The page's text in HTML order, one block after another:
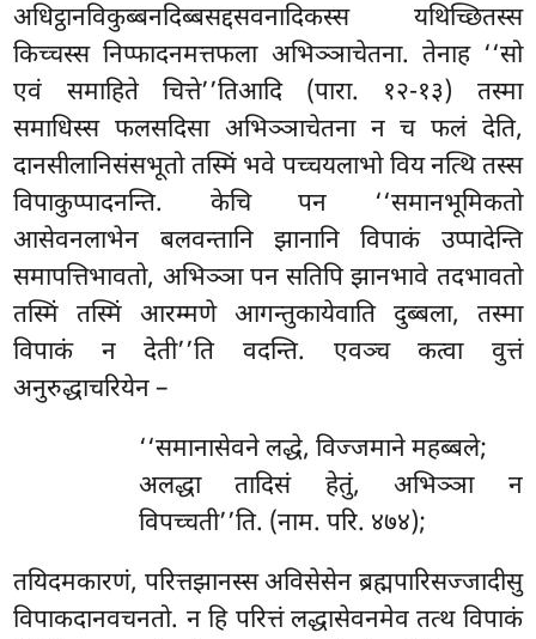
अधिट्ठानविकुब्बनदिब्बसद्दसवनादिकस्स यथिच्छितस्स
किच्चस्स निप्फादनमत्तफला अभिञ्ञाचेतना. तेनाह ‘‘सो
एवं समाहिते चित्ते’’तिआदि (पारा. १२-१३) तस्मा
समाधिस्स फलसदिसा अभिञ्ञाचेतना न च फलं देति,
दानसीलानिसंसभूतो तस्मिं भवे पच्चयलाभो विय नत्थि तस्स
विपाकुप्पादनन्ति. केचि पन ‘‘समानभूमिकतो
आसेवनलाभेन बलवन्तानि झानानि विपाकं उप्पादेन्ति
समापत्तिभावतो, अभिञ्ञा पन सतिपि झानभावे तदभावतो
तस्मिं तस्मिं आरम्मणे आगन्तुकायेवाति दुब्बला, तस्मा
विपाकं न देती’’ति वदन्ति. एवञ्च कत्वा वुत्तं
अनुरुद्धाचरियेन –
‘‘समानासेवने लद्धे, विज्जमाने महब्बले;
अलद्धा तादिसं हेतुं, अभिञ्ञा न
विपच्चती’’ति. (नाम. परि. ४७४);
तयिदमकारणं, परित्तझानस्स अविसेसेन ब्रह्मपारिसज्जादीसु
विपाकदानवचनतो. न हि परित्तंलद्धासेवनमेव तत्थ विपाकं